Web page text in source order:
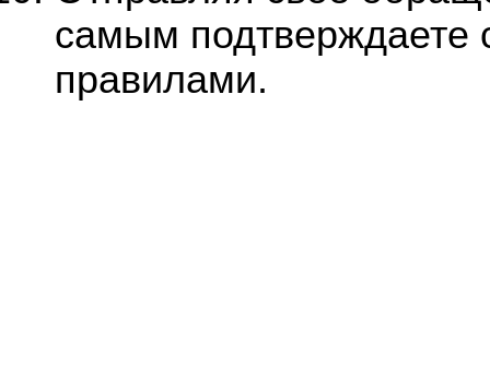
самым подтверждаете
правилами.